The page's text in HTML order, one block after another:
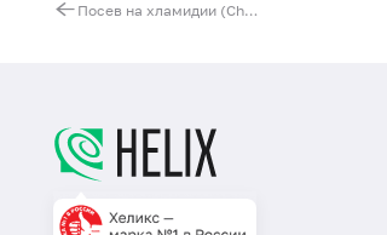
Посев на хламидии (Chlamydia trachomatis) с определением чувствительности к антибиотикам